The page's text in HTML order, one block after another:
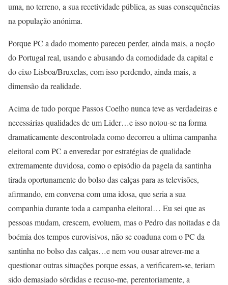
uma, no terreno, a sua recetividade pública, as suas consequências
na população anónima.
Porque PC a dado momento pareceu perder, ainda mais, a noção
do Portugal real, usando e abusando da comodidade da capital e
do eixo Lisboa/Bruxelas, com isso perdendo, ainda mais, a
dimensão da realidade.
Acima de tudo porque Passos Coelho nunca teve as verdadeiras e
necessárias qualidades de um Lider…e isso notou-se na forma
dramaticamente descontrolada como decorreu a ultima campanha
eleitoral com PC a enveredar por estratégias de qualidade
extremamente duvidosa, como o episódio da pagela da santinha
tirada oportunamente do bolso das calças para as televisões,
afirmando, em conversa com uma idosa, que seria a sua
companhia durante toda a campanha eleitoral… Eu sei que as
pessoas mudam, crescem, evoluem, mas o Pedro das noitadas e da
boémia dos tempos eurovisivos, não se coaduna com o PC da
santinha no bolso das calças…e nem vou ousar atrever-me a
questionar outras situações porque essas, a verificarem-se, teriam
sido demasiado sórdidas e recuso-me, perentoriamente, a